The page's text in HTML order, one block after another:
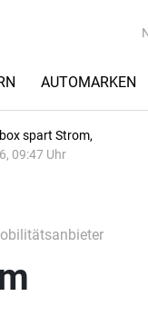
AUTOMARKEN
spart Strom,
09:47 Uhr